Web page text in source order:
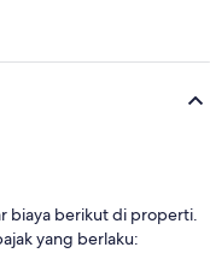
biaya berikut di properti.
yang berlaku: